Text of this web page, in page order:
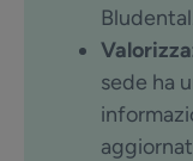
sede ha